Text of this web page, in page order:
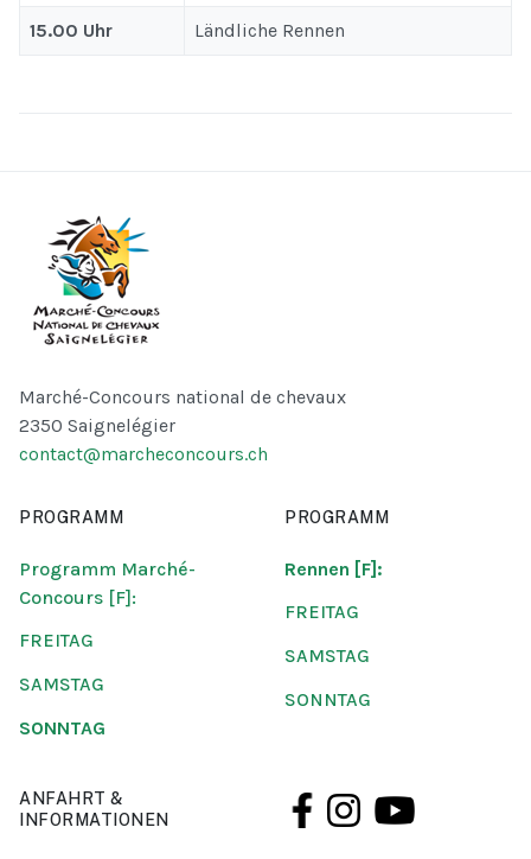
15.00 Uhr Ländliche Rennen
Marché-Concours national de chevaux
2350 Saignelégier
contact@marcheconcours.ch
PROGRAMM
Programm Marché-
Concours [F]:
FREITAG
SAMSTAG
SONNTAG
PROGRAMM
Rennen [F]:
FREITAG
SAMSTAG
SONNTAG
ANFAHRT &
INFORMATIONEN